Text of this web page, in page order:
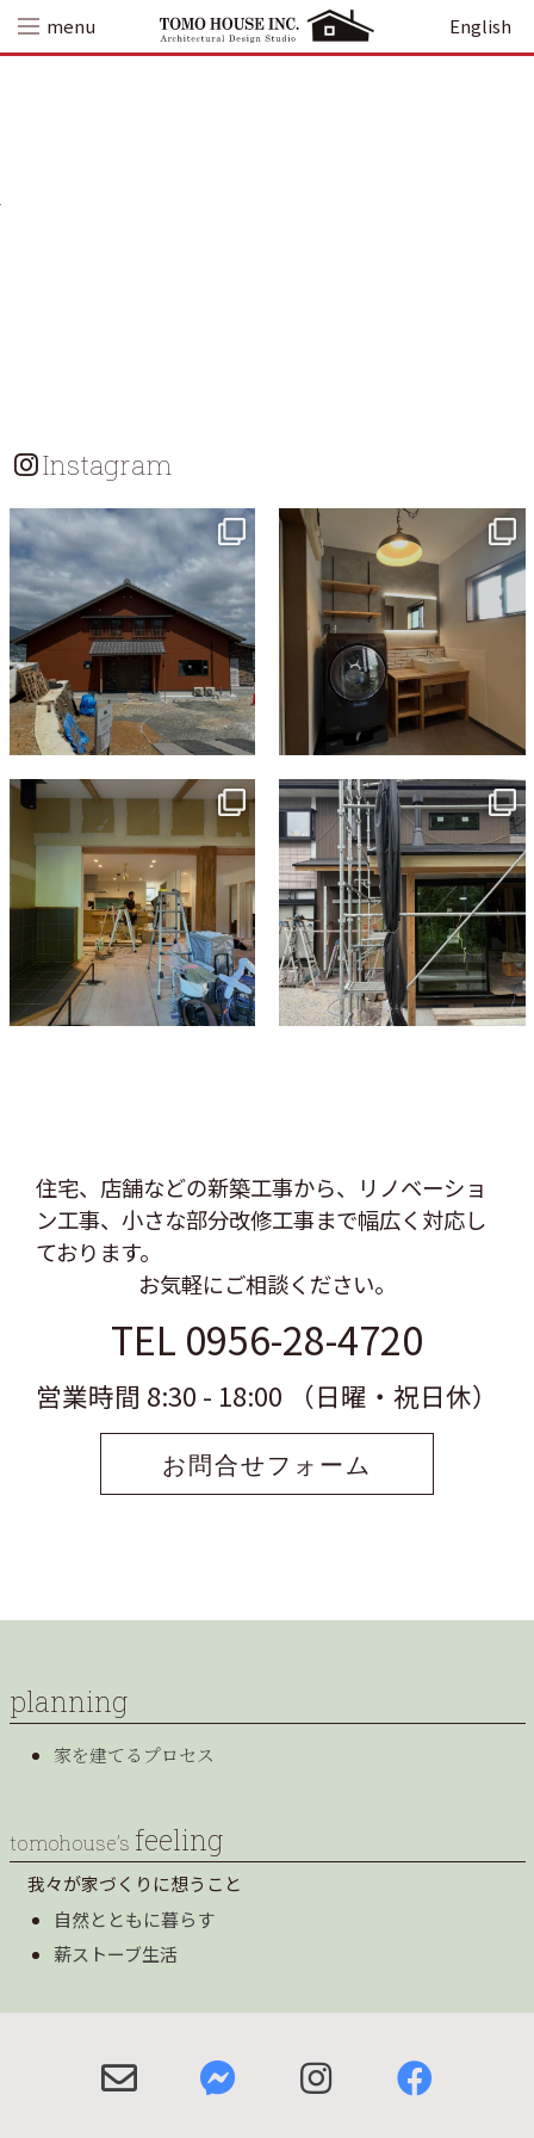
content
menu English
Instagram
tomohouseinc
tomohouseinc
7月 13
tomohouseinc
tomohouseinc
6月 3
住宅、店舗などの新築工事から、リノベーショ
ン工事、 小さな部分改修工事まで幅広く対応し
ております。
お気軽にご相談ください。
TEL 0956-28-4720
営業時間 8:30 - 18:00 （日曜・祝日休）
お問合せフォーム
planning
家を建てるプロセス
tomohouse’s feeling
我々が家づくりに想うこと
自然とともに暮らす
薪ストーブ生活